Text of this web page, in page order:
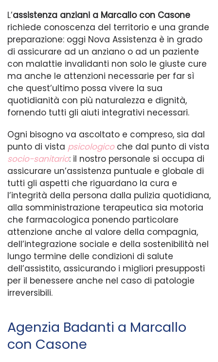
L’assistenza anziani a Marcallo con Casone
richiede conoscenza del territorio e una grande
preparazione: oggi Nova Assistenza è in grado
di assicurare ad un anziano o ad un paziente
con malattie invalidanti non solo le giuste cure
ma anche le attenzioni necessarie per far sì
che quest’ultimo possa vivere la sua
quotidianità con più naturalezza e dignità,
fornendo tutti gli aiuti integrativi necessari.
Ogni bisogno va ascoltato e compreso, sia dal
punto di vista psicologicoche dal punto di vista
socio-sanitario: il nostro personale si occupa di
assicurare un’assistenza puntuale e globale di
tutti gli aspetti che riguardano la cura e
l’integrità della persona dalla pulizia quotidiana,
alla somministrazione terapeutica sia motoria
che farmacologica ponendo particolare
attenzione anche al valore della compagnia,
dell’integrazione sociale e della sostenibilità nel
lungo termine delle condizioni di salute
dell’assistito, assicurando i migliori presupposti
per il benessere anche nel caso di patologie
irreversibili.
Agenzia Badanti a Marcallo
con Casone